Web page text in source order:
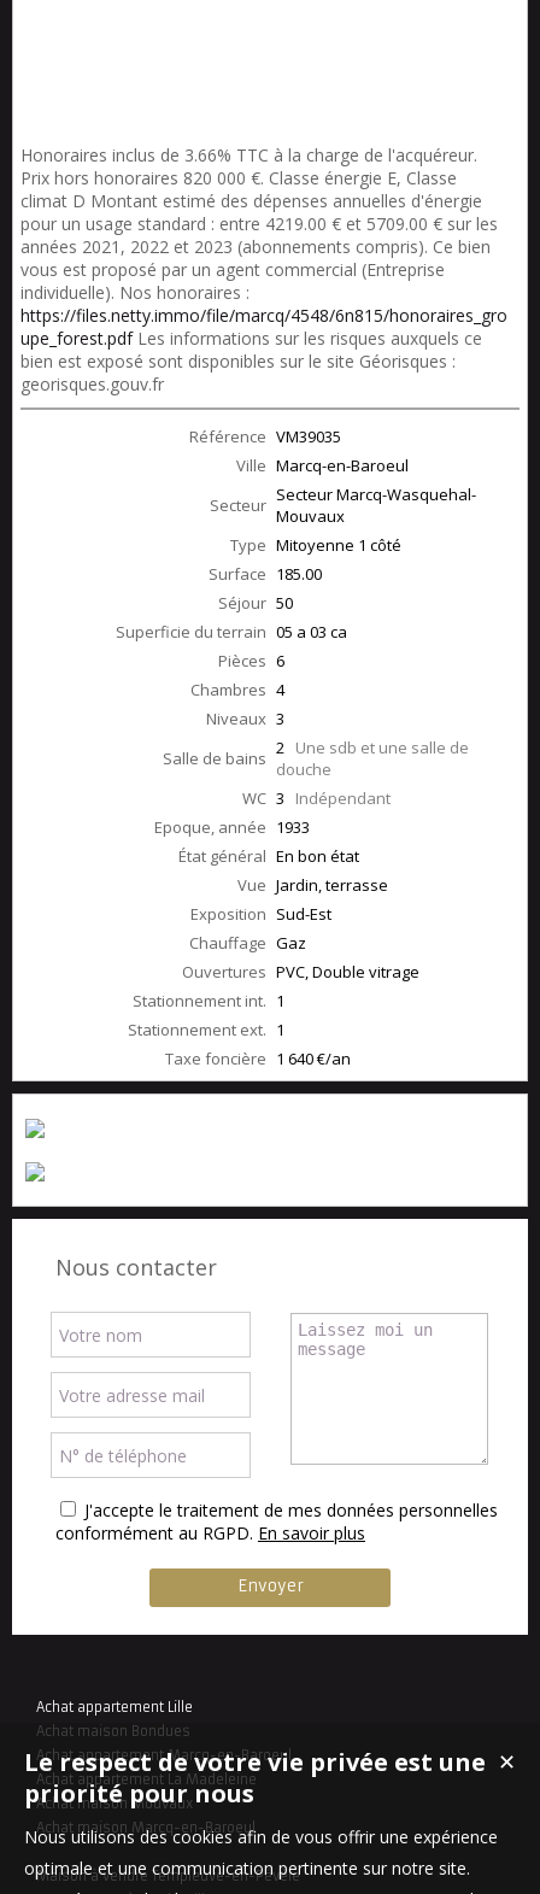
Honoraires inclus de 3.66% TTC à la charge de l'acquéreur.
Prix hors honoraires 820 000 €. Classe énergie E, Classe
climat D Montant estimé des dépenses annuelles d'énergie
pour un usage standard : entre 4219.00 € et 5709.00 € sur les
années 2021, 2022 et 2023 (abonnements compris). Ce bien
vous est proposé par un agent commercial (Entreprise
individuelle). Nos honoraires :
https://files.netty.immo/file/marcq/4548/6n815/honoraires_gro
upe_forest.pdfLes informations sur les risques auxquels ce
bien est exposé sont disponibles sur le site Géorisques :
georisques.gouv.fr
Référence VM39035
Ville Marcq-en-Baroeul
Secteur Secteur Marcq-Wasquehal-
Mouvaux
Type Mitoyenne 1 côté
Surface 185.00
Séjour 50
Superficie du terrain 05 a 03 ca
Pièces 6
Chambres 4
Niveaux 3
Salle de bains 2 Une sdb et une salle de
douche
WC 3 Indépendant
Epoque, année 1933
État général En bon état
Vue Jardin, terrasse
Exposition Sud-Est
Chauffage Gaz
Ouvertures PVC, Double vitrage
Stationnement int. 1
Stationnement ext. 1
Taxe foncière 1 640 €/an
Nous contacter
J'accepte le traitement de mes données personnelles
conformément au RGPD. En savoir plus
Achat appartement Lille
Achat maison Bondues
Achat appartement Marcq-en-Baroeul
Achat appartement La Madeleine
Achat maison Mouvaux
Achat maison Marcq-en-Baroeul
Maison à vendre Templeuve-en-Pévèle
✕
Le respect de votre vie privée est une
priorité pour nous
Nous utilisons des cookies afin de vous offrir une expérience
optimale et une communication pertinente sur notre site.